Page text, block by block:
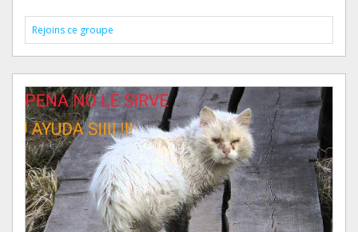
Rejoins ce groupe